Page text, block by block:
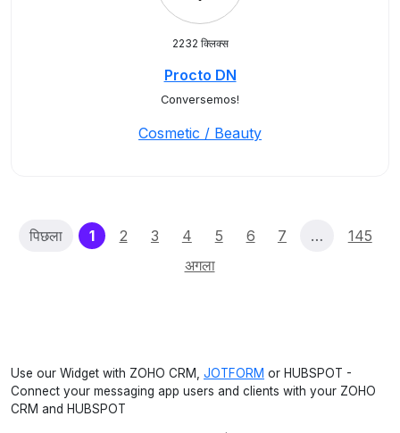
2232 क्लिक्स
Procto DN
Conversemos!
Cosmetic / Beauty
पिछला 1(current)
2 3 4 5 6 7 …
145
अगला
Use our Widget with ZOHO CRM, JOTFORM or HUBSPOT -
Connect your messaging app users and clients with your ZOHO
CRM and HUBSPOT